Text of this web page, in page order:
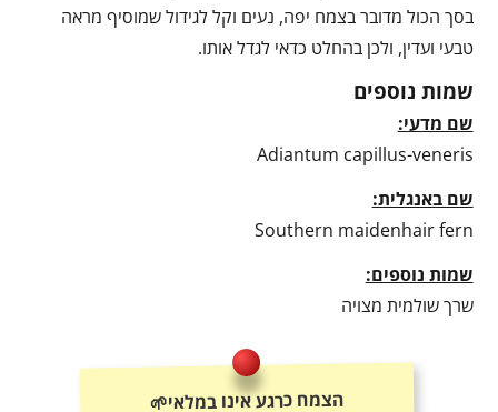
בסך הכול מדובר בצמח יפה, נעים וקל לגידול שמוסיף מראה
טבעי ועדין, ולכן בהחלט כדאי לגדל אותו.
שמות נוספים
שם מדעי:
Adiantum capillus-veneris
שם באנגלית:
Southern maidenhair fern
שמות נוספים:
שרך שולמית מצויה
הצמח כרגע אינו במלאי🌱